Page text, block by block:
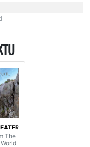
The